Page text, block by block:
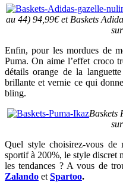
au 44) 94,99€ et Baskets
sur
Enfin, pour les mordues de
Puma. On aime l’effet croco
détails orange de la
brillante et vernie ce qui
bling.
Baskets
sur
Quel style choisirez-vous
sportif à 200%, le style discret
les tendances ? A vous de
Zalando et Spartoo.